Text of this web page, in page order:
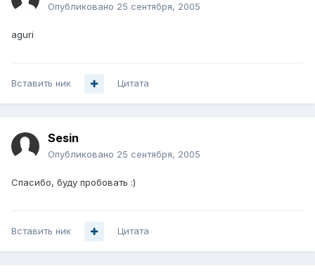
Опубликовано 25 сентября, 2005
aguri
Вставить ник Цитата
Sesin
Опубликовано 25 сентября, 2005
Спасибо, буду пробовать :)
Вставить ник Цитата